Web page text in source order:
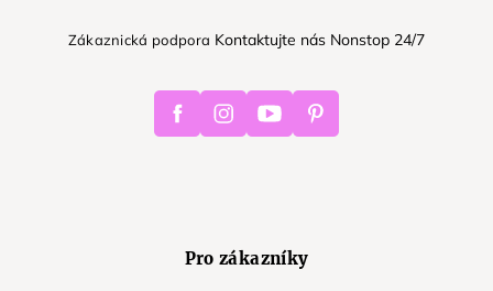
Zákaznická podpora Kontaktujte nás Nonstop 24/7
FacebookInstagramYoutube Pinterest
Pro zákazníky